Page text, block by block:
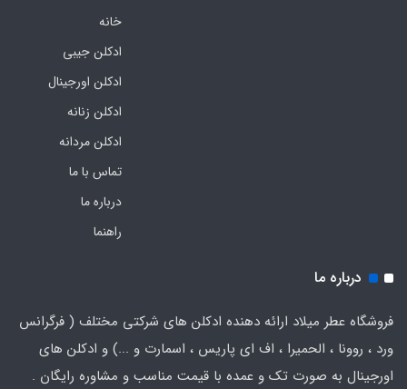
خانه
ادکلن جیبی
ادکلن اورجینال
ادکلن زنانه
ادکلن مردانه
تماس با ما
درباره ما
راهنما
درباره ما
فروشگاه عطر میلاد ارائه دهنده ادکلن های شرکتی مختلف ( فرگرانس
ورد ، روونا ، الحمیرا ، اف ای پاریس ، اسمارت و ...) و ادکلن های
اورجینال به صورت تک و عمده با قیمت مناسب و مشاوره رایگان .